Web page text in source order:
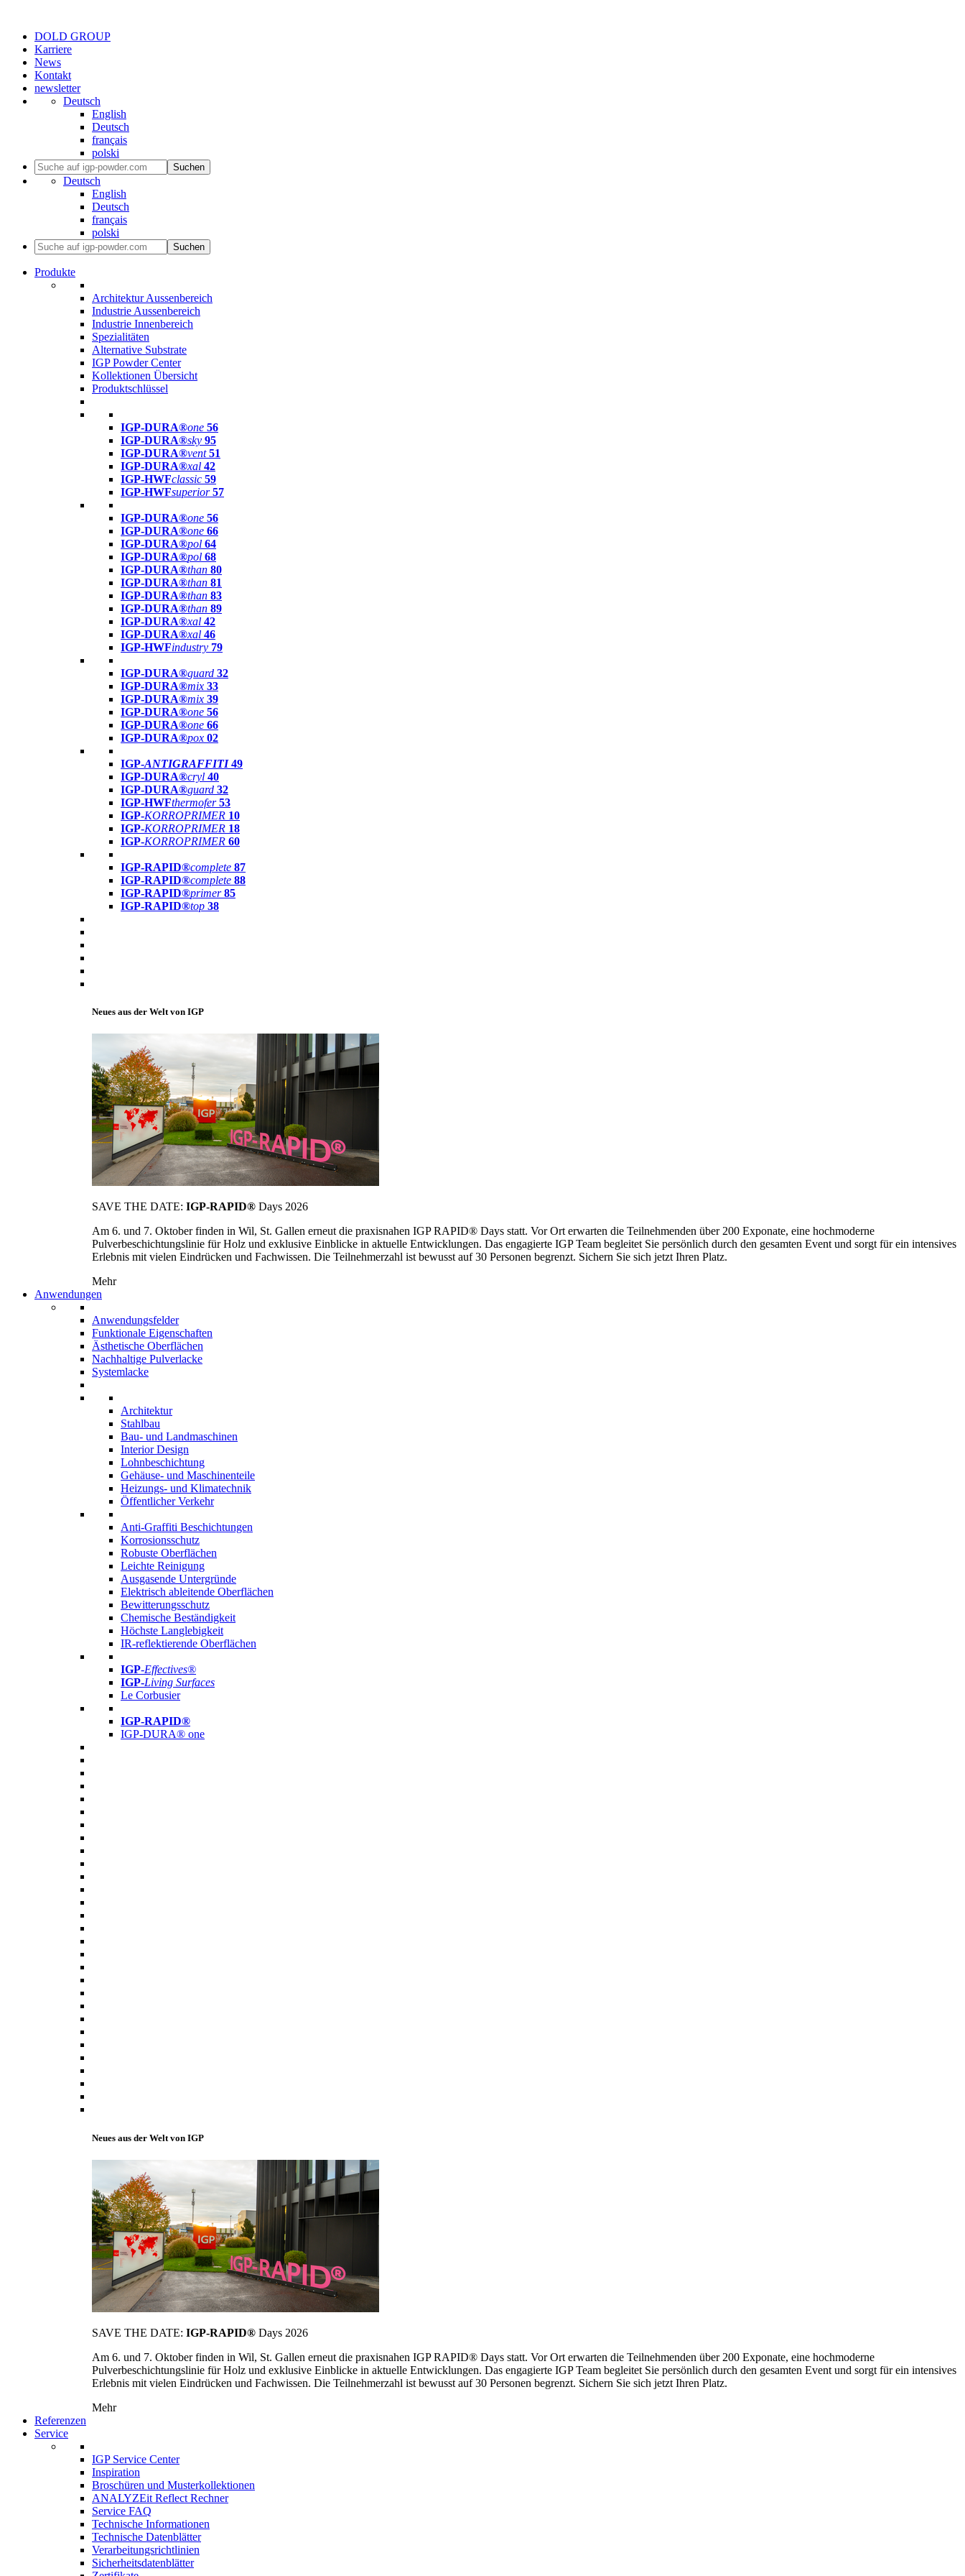
DOLD GROUP
Karriere
News
Kontakt
newsletter
Deutsch
English
Deutsch
français
polski
Suchen
Deutsch
English
Deutsch
français
polski
Suchen
Produkte
Architektur Aussenbereich
Industrie Aussenbereich
Industrie Innenbereich
Spezialitäten
Alternative Substrate
IGP Powder Center
Kollektionen Übersicht
Produktschlüssel
IGP-DURA®one 56
IGP-DURA®sky 95
IGP-DURA®vent 51
IGP-DURA®xal 42
IGP-HWFclassic 59
IGP-HWFsuperior 57
IGP-DURA®one 56
IGP-DURA®one 66
IGP-DURA®pol 64
IGP-DURA®pol 68
IGP-DURA®than 80
IGP-DURA®than 81
IGP-DURA®than 83
IGP-DURA®than 89
IGP-DURA®xal 42
IGP-DURA®xal 46
IGP-HWFindustry 79
IGP-DURA®guard 32
IGP-DURA®mix 33
IGP-DURA®mix 39
IGP-DURA®one 56
IGP-DURA®one 66
IGP-DURA®pox 02
IGP-ANTIGRAFFITI49
IGP-DURA®cryl 40
IGP-DURA®guard 32
IGP-HWFthermofer 53
IGP-KORROPRIMER 10
IGP-KORROPRIMER 18
IGP-KORROPRIMER 60
IGP-RAPID®complete 87
IGP-RAPID®complete 88
IGP-RAPID®primer 85
IGP-RAPID®top 38
Neues aus der Welt von IGP
SAVE THE DATE: IGP-RAPID® Days 2026
Am 6. und 7. Oktober finden in Wil, St. Gallen erneut die praxisnahen IGP RAPID® Days statt. Vor Ort erwarten die Teilnehmenden über 200 Exponate, eine hochmoderne
Pulverbeschichtungslinie für Holz und exklusive Einblicke in aktuelle Entwicklungen. Das engagierte IGP Team begleitet Sie persönlich durch den gesamten Event und sorgt für ein intensives
Erlebnis mit vielen Eindrücken und Fachwissen. Die Teilnehmerzahl ist bewusst auf 30 Personen begrenzt. Sichern Sie sich jetzt Ihren Platz.
Mehr
Anwendungen
Anwendungsfelder
Funktionale Eigenschaften
Ästhetische Oberflächen
Nachhaltige Pulverlacke
Systemlacke
Architektur
Stahlbau
Bau- und Landmaschinen
Interior Design
Lohnbeschichtung
Gehäuse- und Maschinenteile
Heizungs- und Klimatechnik
Öffentlicher Verkehr
Anti-Graffiti Beschichtungen
Korrosionsschutz
Robuste Oberflächen
Leichte Reinigung
Ausgasende Untergründe
Elektrisch ableitende Oberflächen
Bewitterungsschutz
Chemische Beständigkeit
Höchste Langlebigkeit
IR-reflektierende Oberflächen
IGP-Effectives®
IGP-Living Surfaces
Le Corbusier
IGP-RAPID®
IGP-DURA® one
Neues aus der Welt von IGP
SAVE THE DATE: IGP-RAPID® Days 2026
Am 6. und 7. Oktober finden in Wil, St. Gallen erneut die praxisnahen IGP RAPID® Days statt. Vor Ort erwarten die Teilnehmenden über 200 Exponate, eine hochmoderne
Pulverbeschichtungslinie für Holz und exklusive Einblicke in aktuelle Entwicklungen. Das engagierte IGP Team begleitet Sie persönlich durch den gesamten Event und sorgt für ein intensives
Erlebnis mit vielen Eindrücken und Fachwissen. Die Teilnehmerzahl ist bewusst auf 30 Personen begrenzt. Sichern Sie sich jetzt Ihren Platz.
Mehr
Referenzen
Service
IGP Service Center
Inspiration
Broschüren und Musterkollektionen
ANALYZEit Reflect Rechner
Service FAQ
Technische Informationen
Technische Datenblätter
Verarbeitungsrichtlinien
Sicherheitsdatenblätter